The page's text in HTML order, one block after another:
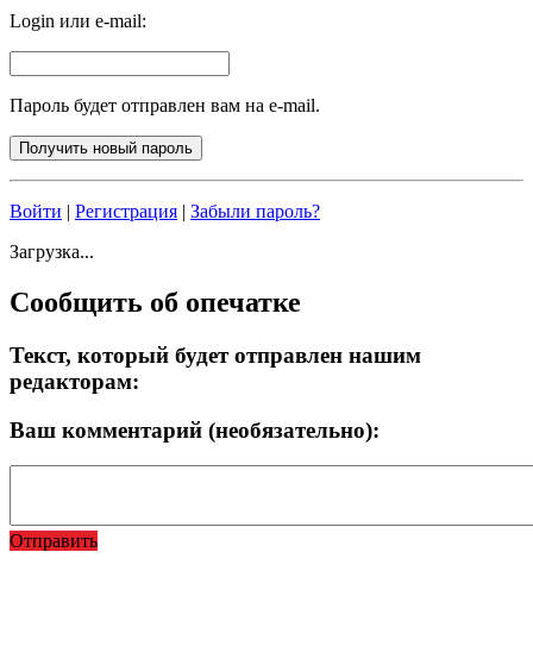
Login или e-mail:
Пароль будет отправлен вам на e-mail.
Войти | Регистрация | Забыли пароль?
Загрузка...
Сообщить об опечатке
Текст, который будет отправлен нашим
редакторам:
Ваш комментарий (необязательно):
Отправить